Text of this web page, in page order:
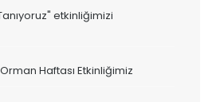
etkinliğimizi
Haftası Etkinliğimiz